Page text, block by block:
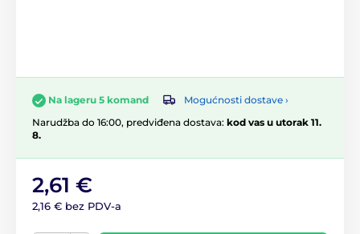
Na lageru 5 komand
Mogućnosti dostave ›
Narudžba do 16:00, predviđena dostava: kod vas u utorak 11.
8.
2,61 €
2,16 € bez PDV-a